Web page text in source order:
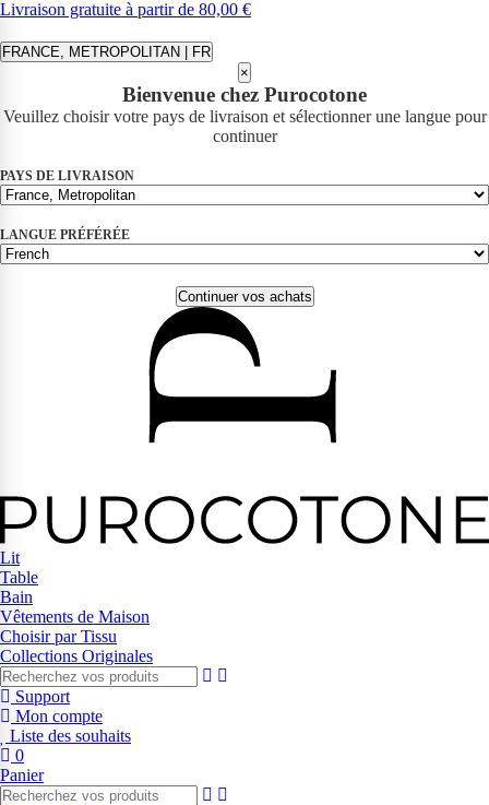
Livraison gratuite à partir de 80,00 €
FRANCE, METROPOLITAN | FR
×
Bienvenue chez Purocotone
Veuillez choisir votre pays de livraison et sélectionner une langue pour
continuer
PAYS DE LIVRAISON
LANGUE PRÉFÉRÉE
Continuer vos achats
Lit
Table
Bain
Vêtements de Maison
Choisir par Tissu
Collections Originales
Support
Mon compte
Liste des souhaits
0
Panier